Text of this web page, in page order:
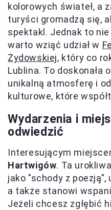
kolorowych świateł, a
turyści gromadzą się,
spektakl. Jednak to
warto wziąć udział w
Żydowskiej, który co
Lublina. To doskonała
unikalną atmosferę i
kulturowe, które
Wydarzenia i
odwiedzić
Interesującym
Hartwigów. Ta
jako "schody z
a także stanowi
Jeżeli chcesz zgłębić